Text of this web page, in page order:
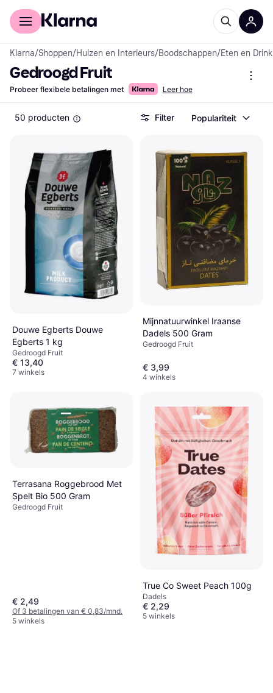
Voor shoppers
Klarna/Shoppen/Huizen en Interieurs/Boodschappen/Eten en
Gedroogd Fruit
Probeer flexibele betalingen met Leer hoe
50 producten Filter Populariteit
Douwe Egberts Douwe
Egberts 1 kg
Gedroogd Fruit
€ 13,40
7 winkels
Mijnnatuurwinkel Iraanse
Dadels 500 Gram
Gedroogd Fruit
€ 3,99
4 winkels
Terrasana Roggebrood Met
Spelt Bio 500 Gram
Gedroogd Fruit
€ 2,49
Of 3 betalingen van € 0,83/mnd.
5 winkels
True Co Sweet Peach 100g
Dadels
€ 2,29
5 winkels